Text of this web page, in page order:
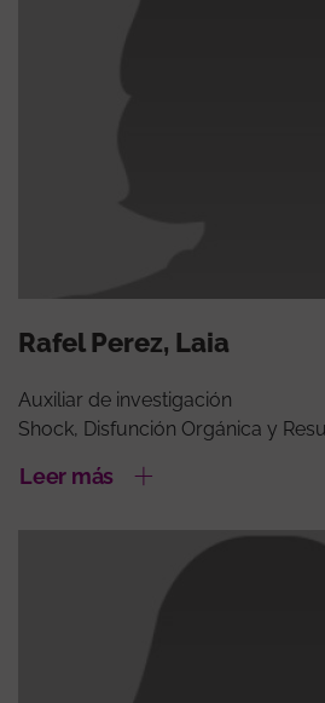
Rafel Perez, Laia
Auxiliar de investigación
Shock, Disfunción Orgánica y
Leer más